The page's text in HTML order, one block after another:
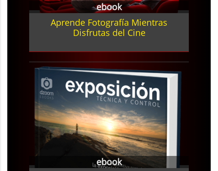
ebook
Aprende Fotografía Mientras
Disfrutas del Cine
ebook